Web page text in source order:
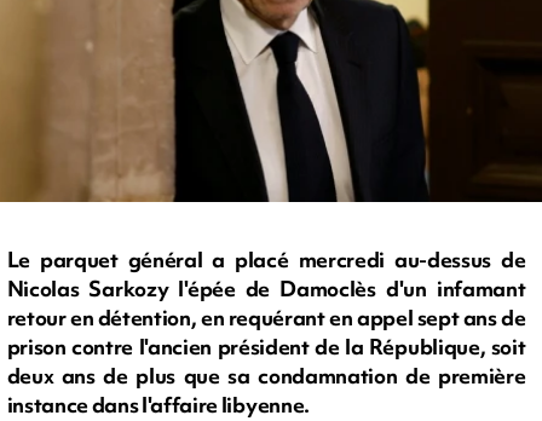
Le parquet général a placé mercredi au-dessus de
Nicolas Sarkozy l'épée de Damoclès d'un infamant
retour en détention, en requérant en appel sept ans de
prison contre l'ancien président de la République, soit
deux ans de plus que sa condamnation de première
instance dans l'affaire libyenne.